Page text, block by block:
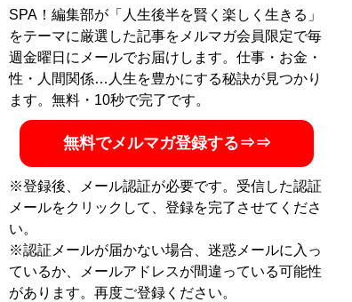
ジアの日本人キャバクラに潜入就職した著書『底辺キャ
バ嬢、アジアでナンバー1になる』（イーストプレス）
が発売中。X（旧Twitter）：＠ayumikawano
記事一覧へ
SPA！編集部が「人生後半を賢く楽しく生きる」
をテーマに厳選した記事をメルマガ会員限定で毎
週金曜日にメールでお届けします。仕事・お金・
性・人間関係…人生を豊かにする秘訣が見つかり
ます。無料・10秒で完了です。
無料でメルマガ登録する⇒⇒
※登録後、メール認証が必要です。受信した認証
メールをクリックして、登録を完了させてくださ
い。
※認証メールが届かない場合、迷惑メールに入っ
ているか、メールアドレスが間違っている可能性
があります。再度ご登録ください。